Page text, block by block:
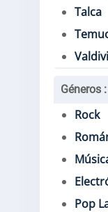
Talca
Géneros :
Rock
Pop